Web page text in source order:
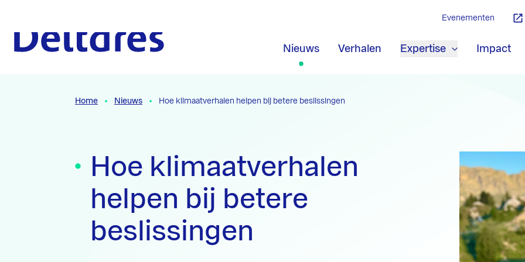
Nieuws Verhalen Expertise Impact
Evenementen
Home Nieuws Hoe klimaatverhalen helpen bij betere beslissingen
Hoe klimaatverhalen
helpen bij betere
beslissingen